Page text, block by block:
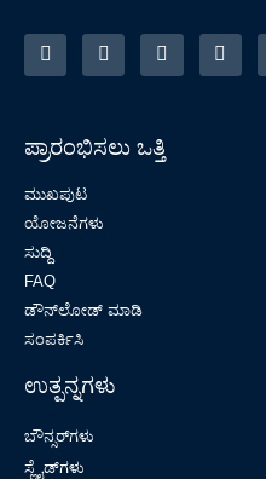
ಪ್ರಾರಂಭಿಸಲು ಒತ್ತಿ
ಮುಖಪುಟ
ಯೋಜನೆಗಳು
ಸುದ್ದಿ
FAQ
ಡೌನ್‌ಲೋಡ್ ಮಾಡಿ
ಸಂಪರ್ಕಿಸಿ
ಉತ್ಪನ್ನಗಳು
ಬೌನ್ಸರ್‌ಗಳು
ಸ್ಲೈಡ್‌ಗಳು